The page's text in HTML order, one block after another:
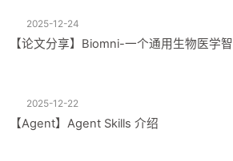
2025-12-24
【论文分享】Biomni-一个通用生物医学
2025-12-22
【Agent】Agent Skills 介绍